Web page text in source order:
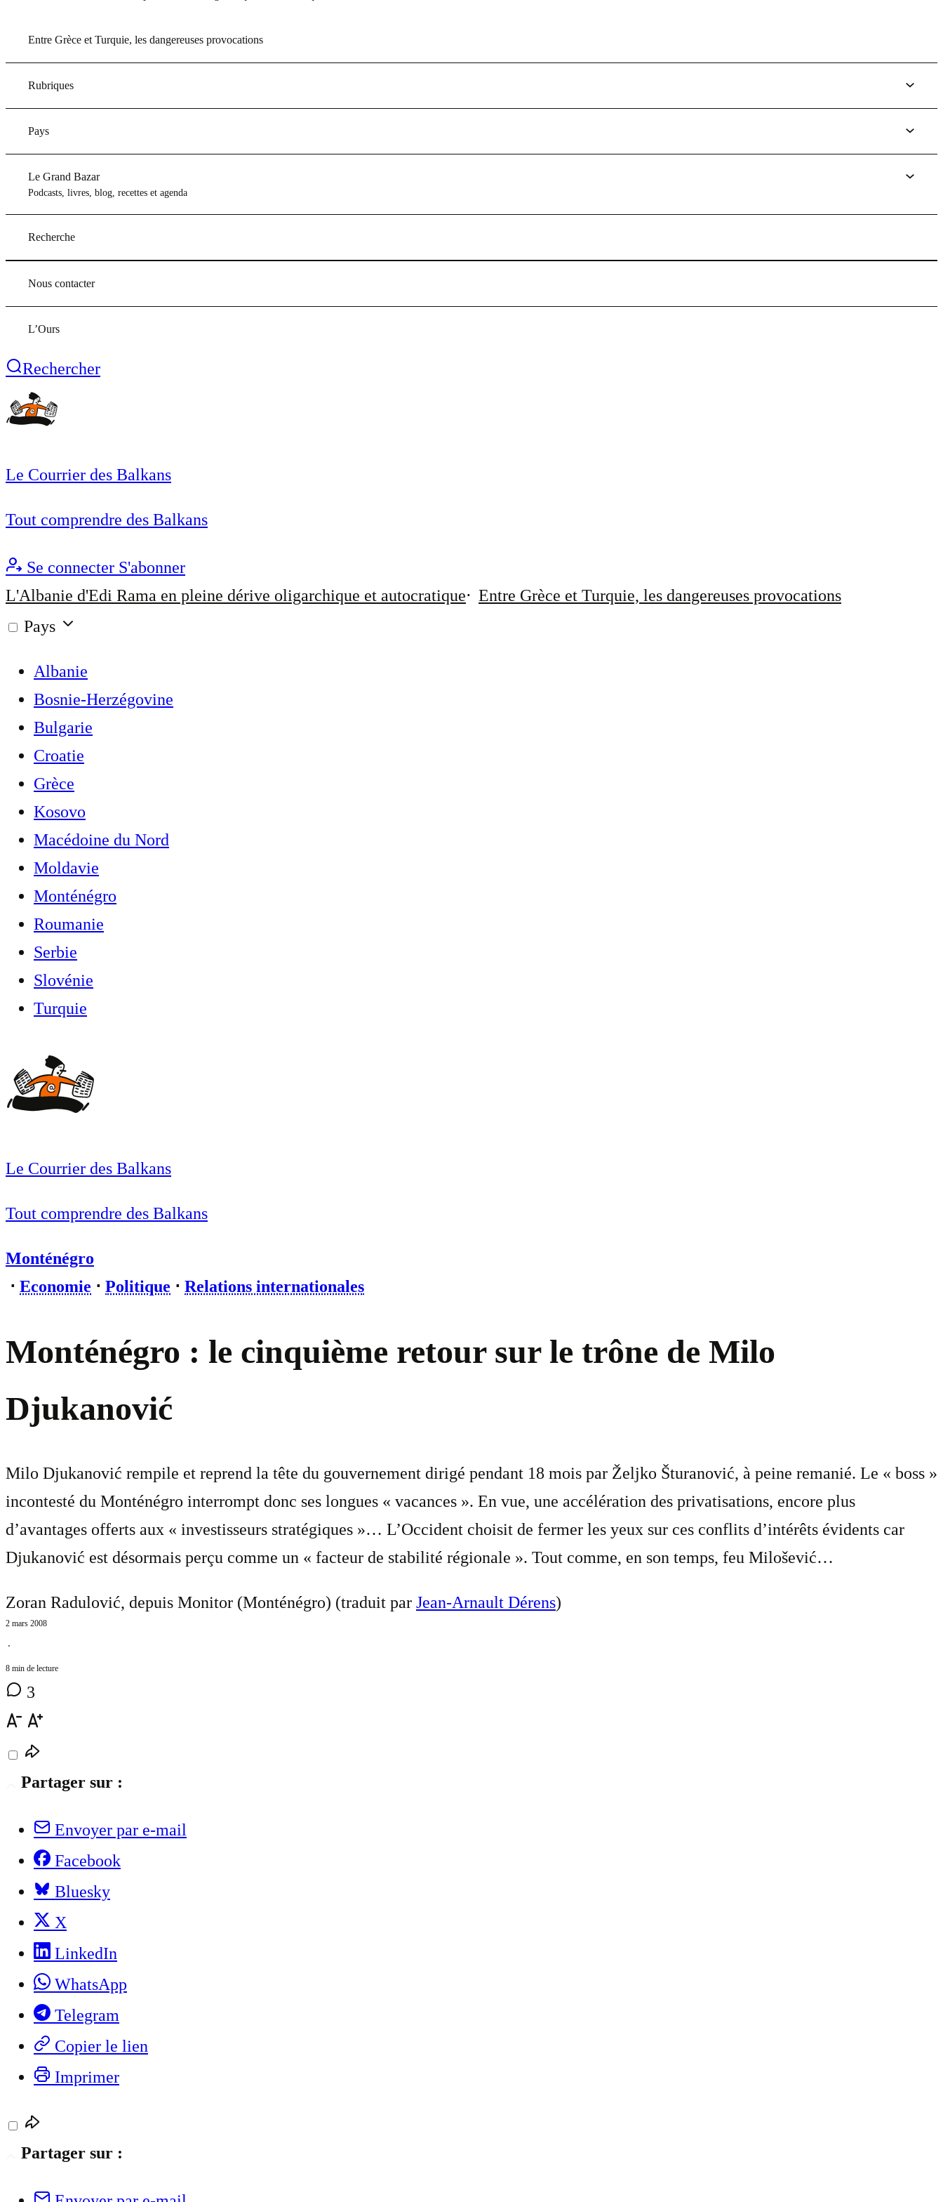
Entre Grèce et Turquie, les dangereuses provocations
Rubriques
Pays
Le Grand Bazar
Podcasts, livres, blog, recettes et agenda
Recherche
Nous contacter
L’Ours
Rechercher
Le Courrier des Balkans
Tout comprendre des Balkans
Se connecter S'abonner
L'Albanie d'Edi Rama en pleine dérive oligarchique et autocratique
Entre Grèce et Turquie, les dangereuses provocations
Pays
Albanie
Bosnie-Herzégovine
Bulgarie
Croatie
Grèce
Kosovo
Macédoine du Nord
Moldavie
Monténégro
Roumanie
Serbie
Slovénie
Turquie
Le Courrier des Balkans
Tout comprendre des Balkans
Monténégro
⋅ Economie ⋅ Politique ⋅ Relations internationales
Monténégro : le cinquième retour sur le trône de Milo
Djukanović
Milo Djukanović rempile et reprend la tête du gouvernement dirigé pendant 18 mois par Željko Šturanović, à peine remanié. Le « boss »
incontesté du Monténégro interrompt donc ses longues « vacances ». En vue, une accélération des privatisations, encore plus
d’avantages offerts aux « investisseurs stratégiques »… L’Occident choisit de fermer les yeux sur ces conflits d’intérêts évidents car
Djukanović est désormais perçu comme un « facteur de stabilité régionale ». Tout comme, en son temps, feu Milošević…
Zoran Radulović, depuis Monitor (Monténégro) (traduit par Jean-Arnault Dérens)
2 mars 2008
⋅
8 min de lecture
3
Partager sur :
Envoyer par e-mail
Facebook
Bluesky
X
LinkedIn
WhatsApp
Telegram
Copier le lien
Imprimer
Partager sur :